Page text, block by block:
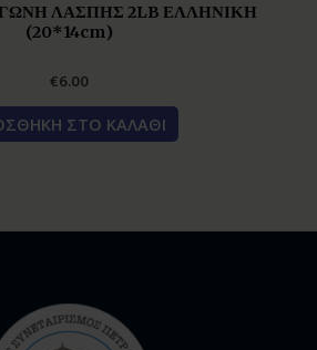
ΛΑΣΠΗΣ 2LB ΕΛΛΗΝΙΚΗ
(20*14cm)
€6.00
ΣΤΟ ΚΑΛΆΘΙ